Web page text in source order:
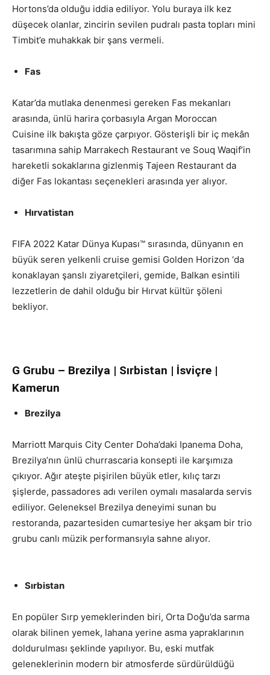
Hortons’da olduğu iddia ediliyor. Yolu buraya ilk kez
düşecek olanlar, zincirin sevilen pudralı pasta topları mini
Timbit’e muhakkak bir şans vermeli.
Fas
Katar’da mutlaka denenmesi gereken Fas mekanları
arasında, ünlü harira çorbasıyla Argan Moroccan
Cuisine ilk bakışta göze çarpıyor. Gösterişli bir iç mekân
tasarımına sahip Marrakech Restaurant ve Souq Waqif’in
hareketli sokaklarına gizlenmiş Tajeen Restaurant da
diğer Fas lokantası seçenekleri arasında yer alıyor.
Hırvatistan
FIFA 2022 Katar Dünya Kupası™ sırasında, dünyanın en
büyük seren yelkenli cruise gemisi Golden Horizon ‘da
konaklayan şanslı ziyaretçileri, gemide, Balkan esintili
lezzetlerin de dahil olduğu bir Hırvat kültür şöleni
bekliyor.
G Grubu – Brezilya | Sırbistan | İsviçre |
Kamerun
Brezilya
Marriott Marquis City Center Doha’daki Ipanema Doha,
Brezilya’nın ünlü churrascaria konsepti ile karşımıza
çıkıyor. Ağır ateşte pişirilen büyük etler, kılıç tarzı
şişlerde, passadores adı verilen oymalı masalarda servis
ediliyor. Geleneksel Brezilya deneyimi sunan bu
restoranda, pazartesiden cumartesiye her akşam bir trio
grubu canlı müzik performansıyla sahne alıyor.
Sırbistan
En popüler Sırp yemeklerinden biri, Orta Doğu’da sarma
olarak bilinen yemek, lahana yerine asma yapraklarının
doldurulması şeklinde yapılıyor. Bu, eski mutfak
geleneklerinin modern bir atmosferde sürdürüldüğü